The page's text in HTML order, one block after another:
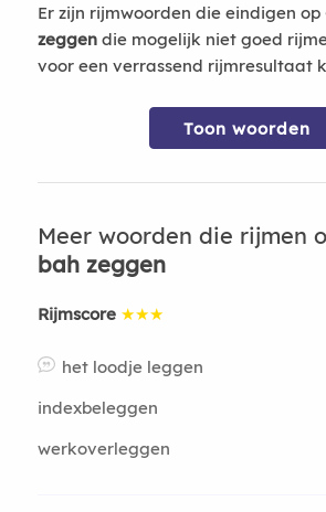
Er zijn rijmwoorden die eindigen op
zeggendie mogelijk niet goed
voor een verrassend rijmresultaat
Toon woorden
Meer woorden die rijmen
bah zeggen
Rijmscore ★★★
het loodje leggen
indexbeleggen
werkoverleggen